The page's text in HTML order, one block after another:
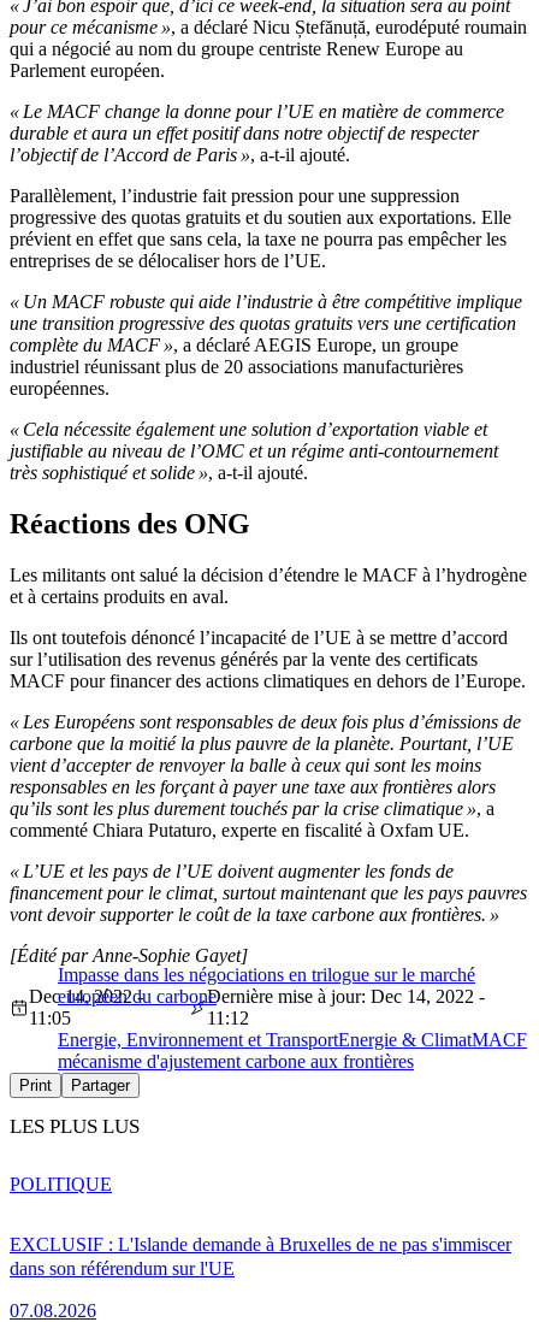
« J’ai bon espoir que, d’ici ce week-end, la situation sera au point
pour ce mécanisme », a déclaré Nicu Ștefănuță, eurodéputé roumain
qui a négocié au nom du groupe centriste Renew Europe au
Parlement européen.
« Le MACF change la donne pour l’UE en matière de commerce
durable et aura un effet positif dans notre objectif de respecter
l’objectif de l’Accord de Paris », a-t-il ajouté.
Parallèlement, l’industrie fait pression pour une suppression
progressive des quotas gratuits et du soutien aux exportations. Elle
prévient en effet que sans cela, la taxe ne pourra pas empêcher les
entreprises de se délocaliser hors de l’UE.
« Un MACF robuste qui aide l’industrie à être compétitive implique
une transition progressive des quotas gratuits vers une certification
complète du MACF », a déclaré AEGIS Europe, un groupe
industriel réunissant plus de 20 associations manufacturières
européennes.
« Cela nécessite également une solution d’exportation viable et
justifiable au niveau de l’OMC et un régime anti-contournement
très sophistiqué et solide », a-t-il ajouté.
Réactions des ONG
Les militants ont salué la décision d’étendre le MACF à l’hydrogène
et à certains produits en aval.
Ils ont toutefois dénoncé l’incapacité de l’UE à se mettre d’accord
sur l’utilisation des revenus générés par la vente des certificats
MACF pour financer des actions climatiques en dehors de l’Europe.
« Les Européens sont responsables de deux fois plus d’émissions de
carbone que la moitié la plus pauvre de la planète. Pourtant, l’UE
vient d’accepter de renvoyer la balle à ceux qui sont les moins
responsables en les forçant à payer une taxe aux frontières alors
qu’ils sont les plus durement touchés par la crise climatique », a
commenté Chiara Putaturo, experte en fiscalité à Oxfam UE.
« L’UE et les pays de l’UE doivent augmenter les fonds de
financement pour le climat, surtout maintenant que les pays pauvres
vont devoir supporter le coût de la taxe carbone aux frontières. »
Impasse dans les négociations en trilogue sur le marché
européen du carbone
[Édité par Anne-Sophie Gayet]
Dec 14, 2022 -
11:05
Dernière mise à jour: Dec 14, 2022 -
11:12
Energie, Environnement et TransportEnergie & ClimatMACF
mécanisme d'ajustement carbone aux frontières
Print Partager
LES PLUS LUS
EXCLUSIF : L'Islande demande à Bruxelles de ne pas s'immiscer
dans son référendum sur l'UE
07.08.2026
POLITIQUE